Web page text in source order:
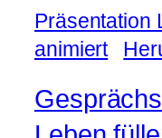
Präsentation
animiert